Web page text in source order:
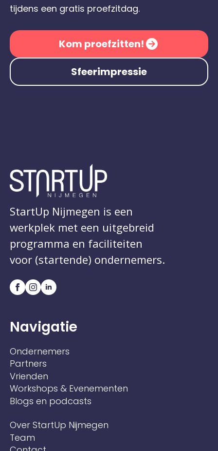
tijdens een gratis proefzitdag.
Kom proefzitten!
Sfeerimpressie
StartUp Nijmegen is een
werkplek met een uitgebreid
programma en faciliteiten
voor (startende) ondernemers.
Navigatie
Ondernemers
Partners
Vrienden
Workshops & Evenementen
Blogs en podcasts
Over StartUp Nijmegen
Team